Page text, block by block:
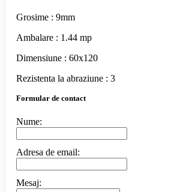
Grosime : 9mm
Ambalare : 1.44 mp
Dimensiune : 60x120
Rezistenta la abraziune : 3
Formular de contact
Nume:
Adresa de email:
Mesaj: